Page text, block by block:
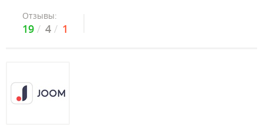
Отзывы:
19 4 1